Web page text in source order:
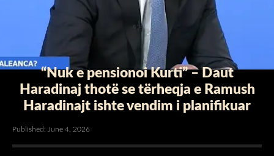
“Nuk e pensionoi Kurti” – Daut
Haradinaj thotë se tërheqja e Ramush
Haradinajt ishte vendim i planifikuar
Published: June 4, 2026